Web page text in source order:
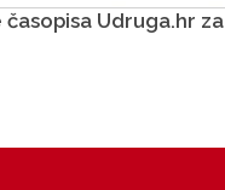
Udruga.hr za